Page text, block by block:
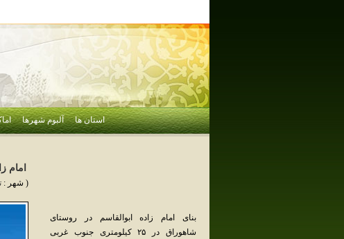
استان ها آلبوم شهرها
امام‌
( شهر :
بنای‌ امام‌ زاده‌ ابوالقاسم‌ در روستای‌
شاهوراق‌ در ۲۵ کیلومتری‌ جنوب‌ غربی‌